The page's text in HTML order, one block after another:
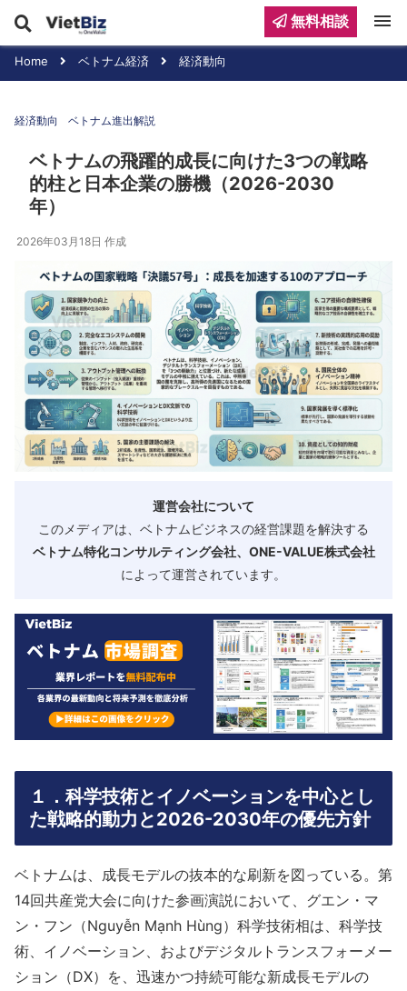
Home ベトナム経済 経済動向
経済動向 ベトナム進出解説
ベトナムの飛躍的成長に向けた3つの戦略
的柱と日本企業の勝機（2026-2030
年）
2026年03月18日 作成
運営会社について
このメディアは、ベトナムビジネスの経営課題を解決する
ベトナム特化コンサルティング会社、ONE-VALUE株式会社
によって運営されています。
１． 科学技術とイノベーションを中心とし
た戦略的動力と2026-2030年の優先方針
ベトナムは、成長モデルの抜本的な刷新を図っている。第
14回共産党大会に向けた参画演説において、グエン・マ
ン・フン（Nguyễn Mạnh Hùng）科学技術相は、科学技
術、イノベーション、およびデジタルトランスフォーメー
ション（DX）を、迅速かつ持続可能な新成長モデルの
無料相談 menu